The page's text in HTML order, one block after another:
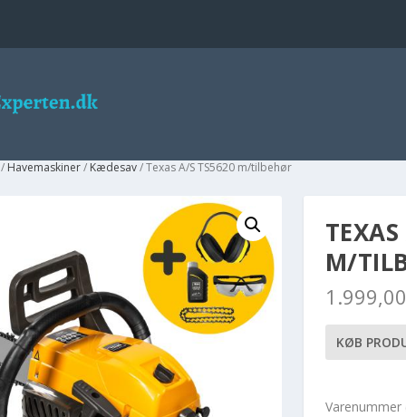
/ Havemaskiner/ Kædesav/ Texas A/S TS5620 m/tilbehør
M/
1.999,00
KØB
Varenummer